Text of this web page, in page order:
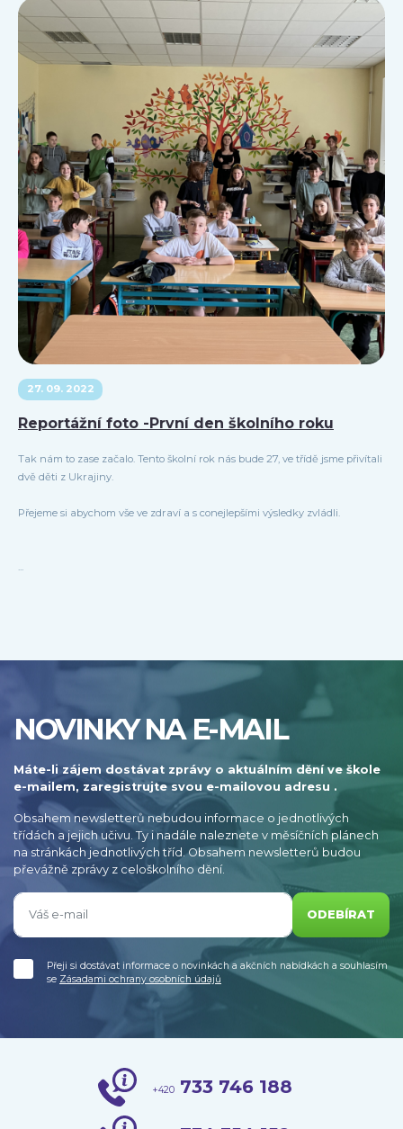
27. 09. 2022
Reportážní foto -První den školního roku
Tak nám to zase začalo. Tento školní rok nás bude 27, ve třídě jsme přivítali
dvě děti z Ukrajiny.
Přejeme si abychom vše ve zdraví a s conejlepšími výsledky zvládli.
...
NOVINKY NA E-MAIL
Máte-li zájem dostávat zprávy o aktuálním dění ve škole
e-mailem, zaregistrujte svou e-mailovou adresu .
Obsahem newsletterů nebudou informace o jednotlivých
třídách a jejich učivu. Ty i nadále naleznete v měsíčních plánech
na stránkách jednotlivých tříd. Obsahem newsletterů budou
převážně zprávy z celoškolního dění.
ODEBÍRAT
Přeji si dostávat informace o novinkách a akčních nabídkách a souhlasím
se Zásadami ochrany osobních údajů
+420 733 746 188